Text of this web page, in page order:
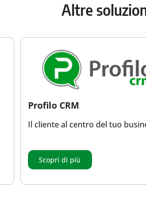
Altre
Profilo CRM
Il cliente al centro del tuo
Scopri di più